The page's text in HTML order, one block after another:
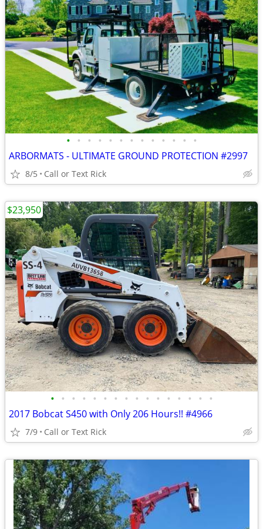
• • • • • • • • • • • • •
ARBORMATS - ULTIMATE GROUND PROTECTION #2997
8/5 Call or Text Rick
• • • • • • • • • • • • • • • •
2017 Bobcat S450 with Only 206 Hours!! #4966
7/9 Call or Text Rick
$23,950